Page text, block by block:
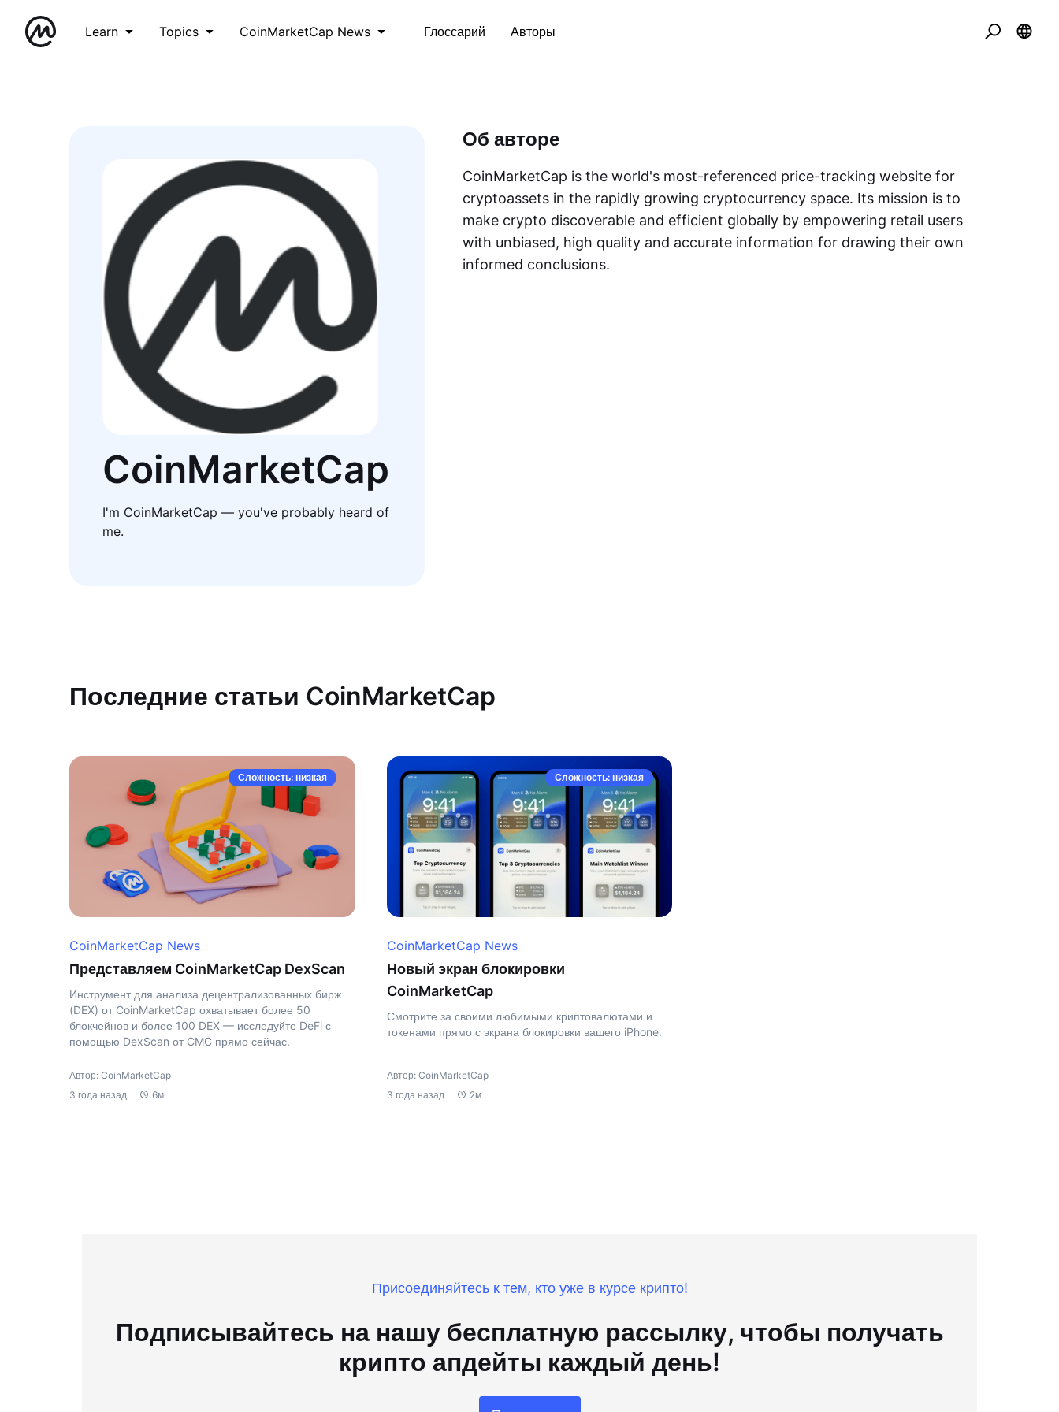
Learn Topics CoinMarketCap News Глоссарий Авторы
CoinMarketCap
I'm CoinMarketCap — you've probably heard of
me.
Об авторе
CoinMarketCap is the world's most-referenced price-tracking website for
cryptoassets in the rapidly growing cryptocurrency space. Its mission is to
make crypto discoverable and efficient globally by empowering retail users
with unbiased, high quality and accurate information for drawing their own
informed conclusions.
Последние статьи CoinMarketCap
Сложность: низкая
CoinMarketCap News
Представляем CoinMarketCap DexScan
Инструмент для анализа децентрализованных бирж
(DEX) от CoinMarketCap охватывает более 50
блокчейнов и более 100 DEX — исследуйте DeFi с
помощью DexScan от CMC прямо сейчас.
Автор: CoinMarketCap
3 года назад
6м
Сложность: низкая
CoinMarketCap News
Новый экран блокировки
CoinMarketCap
Смотрите за своими любимыми криптовалютами и
токенами прямо с экрана блокировки вашего iPhone.
Автор: CoinMarketCap
3 года назад
2м
Присоединяйтесь к тем, кто уже в курсе крипто!
Подписывайтесь на нашу бесплатную рассылку, чтобы получать
крипто апдейты каждый день!